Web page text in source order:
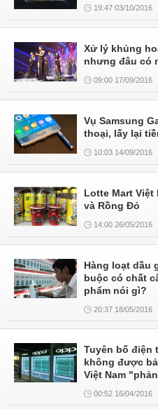
19:47 03/10/2016
Xử lý khủng
nhưng đâu có
09:00 17/09/2016
Vụ Samsung
thoại, lấy lại
10:03 14/09/2016
Lotte Mart Việt
và Rồng Đỏ
14:00 26/05/2016
Hàng loạt dầu
buộc có chất
phẩm nói gì?
20:37 18/05/2016
Tuyên bố điện
không được
Việt Nam
00:52 16/04/2016